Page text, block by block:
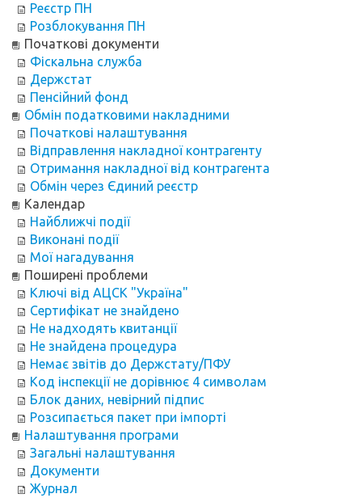
Реєстр ПН
Розблокування ПН
Початкові документи
Фіскальна служба
Держстат
Пенсійний фонд
Обмін податковими накладними
Початкові налаштування
Відправлення накладної контрагенту
Отримання накладної від контрагента
Обмін через Єдиний реєстр
Календар
Найближчі події
Виконані події
Мої нагадування
Поширені проблеми
Ключі від АЦСК "Україна"
Сертифікат не знайдено
Не надходять квитанції
Не знайдена процедура
Немає звітів до Держстату/ПФУ
Код інспекції не дорівнює 4 символам
Блок даних, невірний підпис
Розсипається пакет при імпорті
Налаштування програми
Загальні налаштування
Документи
Журнал